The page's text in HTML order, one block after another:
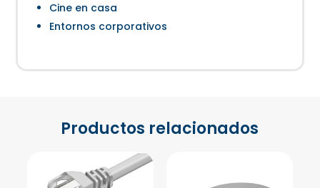
Cine en casa
Entornos corporativos
Productos relacionados